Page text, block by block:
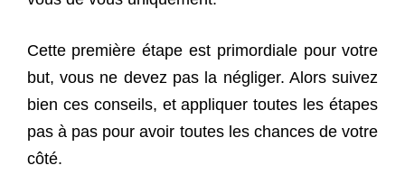
Cette première étape est primordiale pour votre
but, vous ne devez pas la négliger. Alors suivez
bien ces conseils, et appliquer toutes les étapes
pas à pas pour avoir toutes les chances de votre
côté.